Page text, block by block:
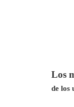
Los
de los